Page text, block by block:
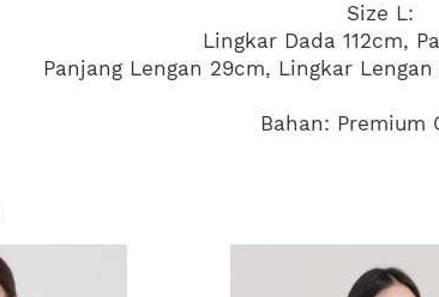
Size L:
Lingkar Dada 112cm,
Panjang Lengan 29cm, Lingkar
Bahan: Premium